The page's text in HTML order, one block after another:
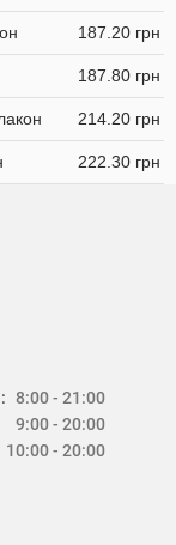
187.20 грн
187.80 грн
214.20 грн
222.30 грн
8:00 - 21:00
9:00 - 20:00
10:00 - 20:00